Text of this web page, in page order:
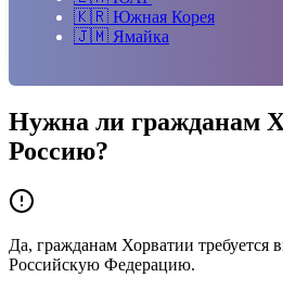
🇰🇷 Южная Корея
🇯🇲 Ямайка
Нужна ли гражданам
Россию?
Да, гражданам Хорватии требуется
Российскую Федерацию.